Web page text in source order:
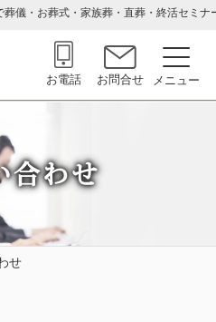
儀・お葬式・家族葬・直葬・終活セミ
お電話 お問合せ
合わせ
せ